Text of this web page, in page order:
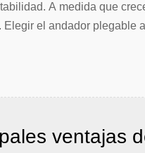
A medida que
el andador plegable
ventajas